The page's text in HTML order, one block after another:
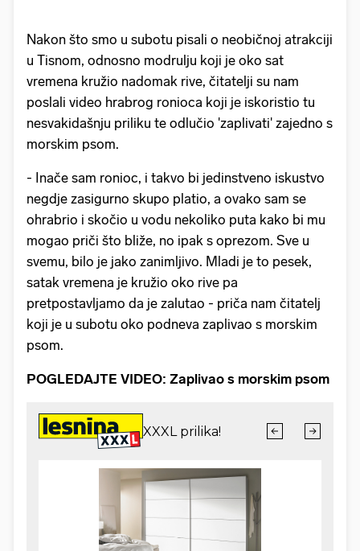
Nakon što smo u subotu pisali o neobičnoj atrakciji
u Tisnom, odnosno modrulju koji je oko sat
vremena kružio nadomak rive, čitatelji su nam
poslali video hrabrog ronioca koji je iskoristio tu
nesvakidašnju priliku te odlučio 'zaplivati' zajedno s
morskim psom.
- Inače sam ronioc, i takvo bi jedinstveno iskustvo
negdje zasigurno skupo platio, a ovako sam se
ohrabrio i skočio u vodu nekoliko puta kako bi mu
mogao priči što bliže, no ipak s oprezom. Sve u
svemu, bilo je jako zanimljivo. Mladi je to pesek,
satak vremena je kružio oko rive pa
pretpostavljamo da je zalutao - priča nam čitatelj
koji je u subotu oko podneva zaplivao s morskim
psom.
POGLEDAJTE VIDEO: Zaplivao s morskim psom